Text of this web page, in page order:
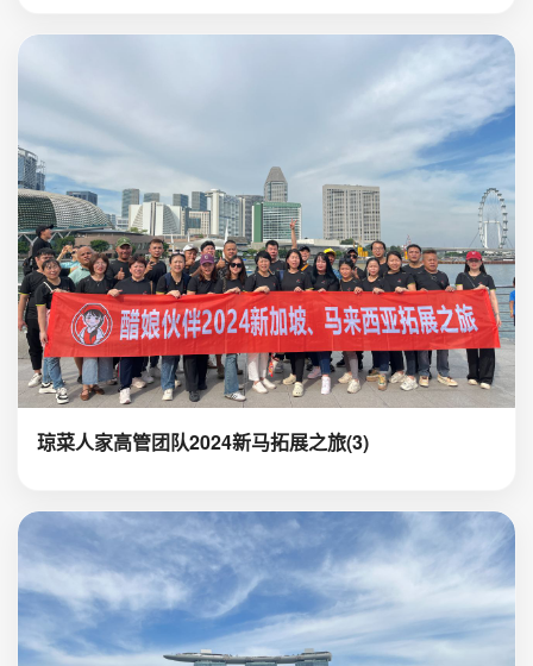
琼菜人家高管团队2024新马拓展之旅(3)